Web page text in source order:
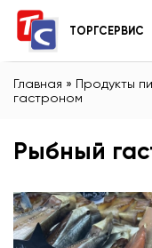
ТОРГСЕРВИС
Главная » Продукты
гастроном
Рыбный